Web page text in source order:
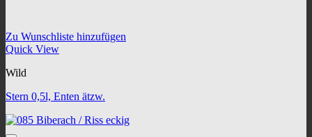
Zu Wunschliste hinzufügen
Quick View
Wild
Stern 0,5l, Enten ätzw.